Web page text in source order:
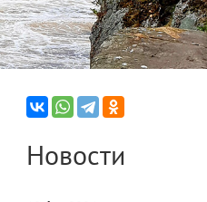
Новости